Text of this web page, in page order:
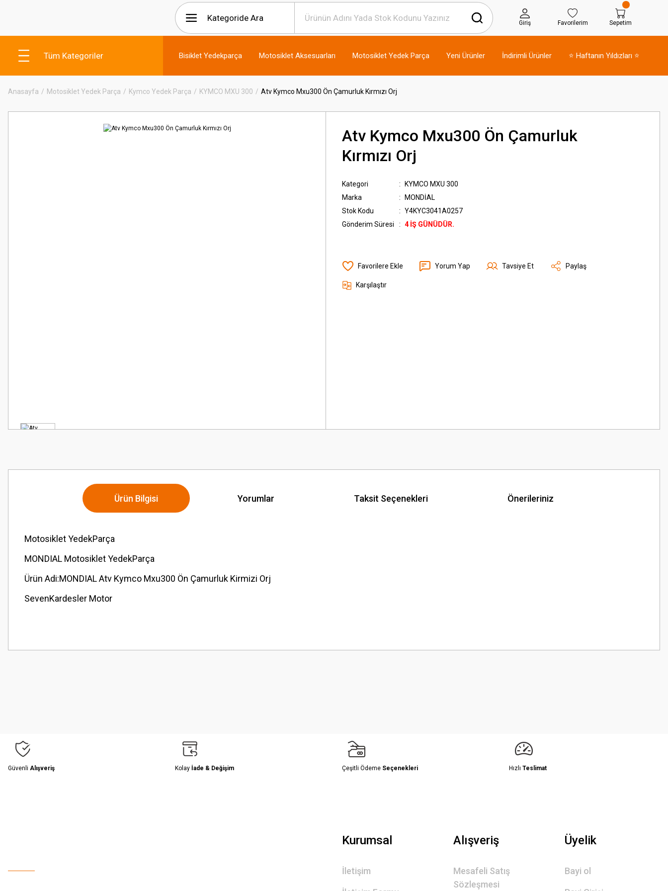
Giriş Favorilerim Sepetim
Tüm Kategoriler Bisiklet Yedekparça Motosiklet Aksesuarları Motosiklet Yedek Parça Yeni Ürünler İndirimli Ürünler ⭐ Haftanın Yıldızları ⭐
Anasayfa Motosiklet Yedek Parça Kymco Yedek Parça KYMCO MXU 300 Atv Kymco Mxu300 Ön Çamurluk Kırmızı Orj
Atv Kymco Mxu300 Ön Çamurluk
Kırmızı Orj
Kategori
KYMCO MXU 300
Marka
MONDİAL
Stok Kodu
Y4KYC3041A0257
Gönderim Süresi
4 İŞ GÜNÜDÜR.
Yorum Yap Tavsiye Et Paylaş
Karşılaştır
Ürün Bilgisi Yorumlar Taksit Seçenekleri Önerileriniz
Motosiklet YedekParça
MONDIAL Motosiklet YedekParça
Ürün Adi:MONDIAL Atv Kymco Mxu300 Ön Çamurluk Kirmizi Orj
SevenKardesler Motor
Görüş ve önerileriniz için teşekkür ederiz.
Güvenli Alışveriş Kolay İade & Değişim Çeşitli Ödeme Seçenekleri Hızlı Teslimat
Kurumsal
İletişim
Alışveriş
Mesafeli Satış
Sözleşmesi
Üyelik
Bayi ol